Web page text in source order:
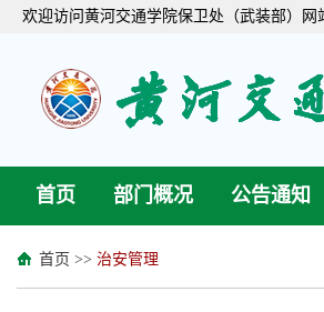
欢迎访问黄河交通学院保卫处（武装部）网
首页 部门概况 公告通知
首页 >> 治安管理